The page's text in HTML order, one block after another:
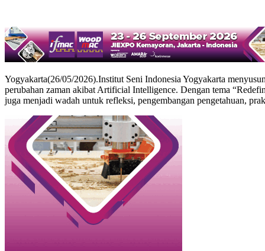
Yogyakarta(26/05/2026).Institut Seni Indonesia Yogyakarta
perubahan zaman akibat Artificial Intelligence. Dengan tema
juga menjadi wadah untuk refleksi, pengembangan pengetahuan,